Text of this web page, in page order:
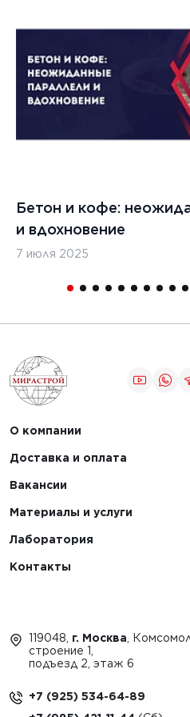
г.
Бетон и кофе:
и вдохновение
7 июля 2025
О компании
Доставка и оплата
Вакансии
Материалы и услуги
Лаборатория
Контакты
119048, г. Москва ,
строение 1,
подъезд 2, этаж 6
+7 (925) 534-64-89